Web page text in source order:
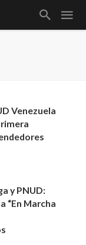
Venezuela
y PNUD:
“En Marcha